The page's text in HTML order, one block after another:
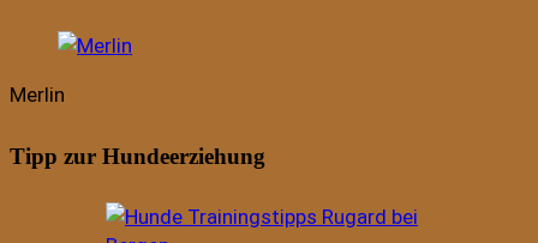
Merlin
Tipp zur Hundeerziehung